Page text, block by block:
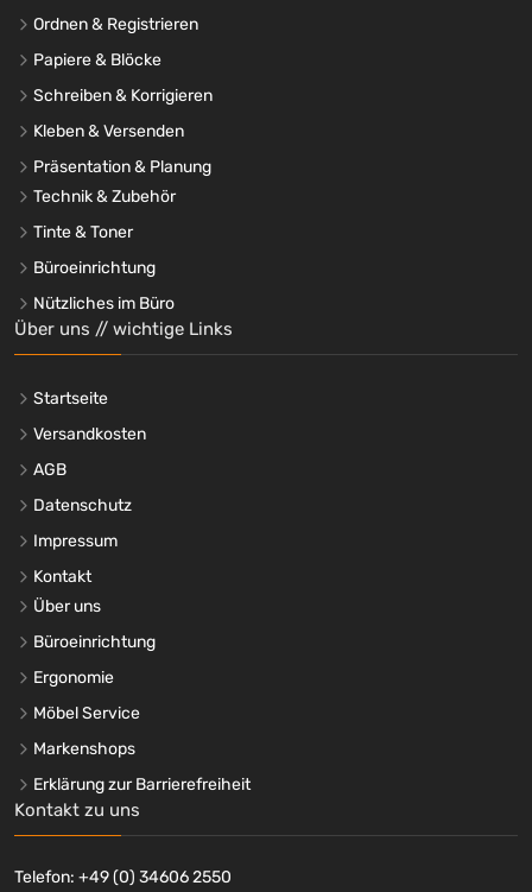
Ordnen & Registrieren
Papiere & Blöcke
Schreiben & Korrigieren
Kleben & Versenden
Präsentation & Planung
Technik & Zubehör
Tinte & Toner
Büroeinrichtung
Nützliches im Büro
Über uns // wichtige Links
Startseite
Versandkosten
AGB
Datenschutz
Impressum
Kontakt
Über uns
Büroeinrichtung
Ergonomie
Möbel Service
Markenshops
Erklärung zur Barrierefreiheit
Kontakt zu uns
Telefon: +49 (0) 34606 2550